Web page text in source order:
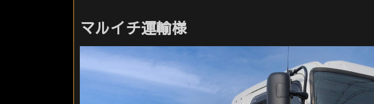
マルイチ運輸様